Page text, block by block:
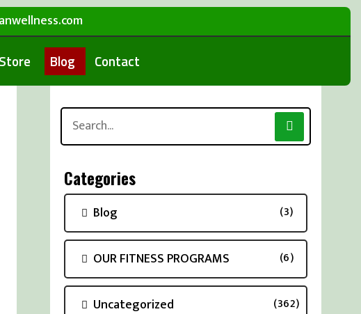
Store Blog Contact
Categories
Blog (3)
OUR FITNESS PROGRAMS (6)
Uncategorized (362)
Search
for: